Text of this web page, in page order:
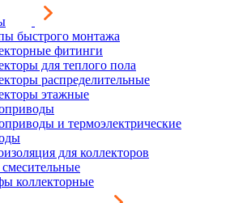
быстрого монтажа
фитинги
для теплого пола
распределительные
этажные
и термоэлектрические
для коллекторов
коллекторные